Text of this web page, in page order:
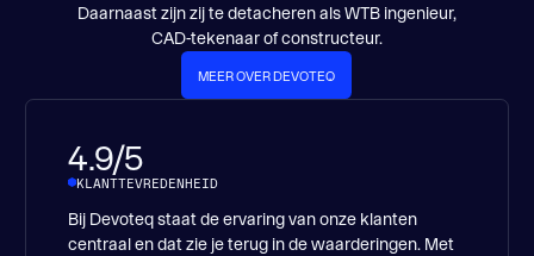
Daarnaast zijn zij te detacheren als WTB ingenieur,
CAD-tekenaar of constructeur.
MEER OVER DEVOTEQ
4.9/5
KLANTTEVREDENHEID
Bij Devoteq staat de ervaring van onze klanten
centraal en dat zie je terug in de waarderingen. Met